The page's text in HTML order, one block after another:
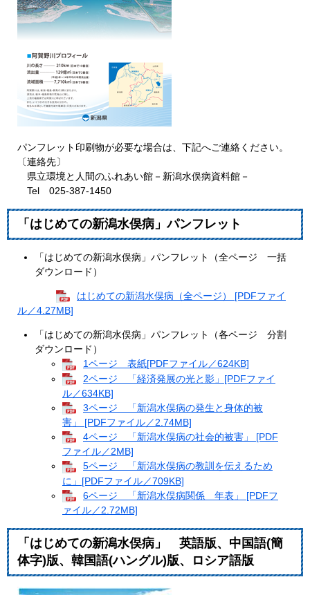
パンフレット印刷物が必要な場合は、下記へご連絡ください。
〔連絡先〕
県立環境と人間のふれあい館－新潟水俣病資料館－
Tel 025-387-1450
「はじめての新潟水俣病」パンフレット
「はじめての新潟水俣病」パンフレット（全ページ 一括
ダウンロード）​
はじめての新潟水俣病（全ページ） [PDFファイ
ル／4.27MB]
「はじめての新潟水俣病」パンフレット（各ページ 分割
ダウンロード）
1ページ 表紙[PDFファイル／624KB]
2ページ 「経済発展の光と影」[PDFファイ
ル／634KB]
3ページ 「新潟水俣病の発生と身体的被
害」 [PDFファイル／2.74MB]
4ページ 「新潟水俣病の社会的被害」 [PDF
ファイル／2MB]
5ページ 「新潟水俣病の教訓を伝えるため
に」[PDFファイル／709KB]
6ページ 「新潟水俣病関係 年表」 [PDFフ
ァイル／2.72MB]
「はじめての新潟水俣病」 英語版、中国語(簡
体字)版、韓国語(ハングル)版、ロシア語版